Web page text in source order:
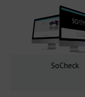
SoCheck